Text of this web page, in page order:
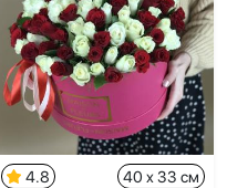
4.8 40 x 33 см